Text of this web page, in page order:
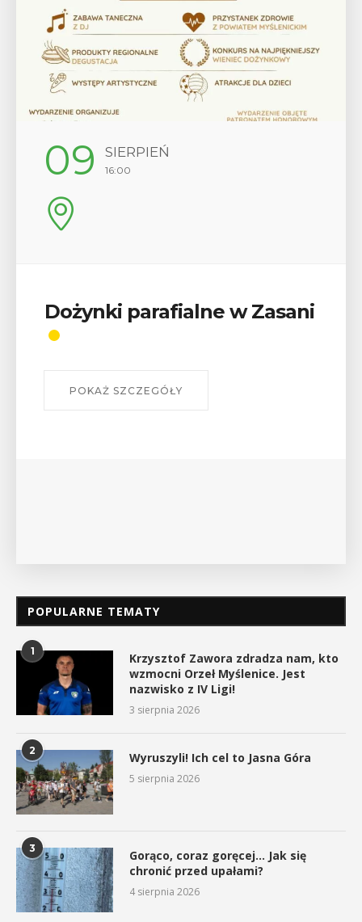
09 SIERPIEŃ
16:00
Dożynki parafialne w Zasani
POKAŻ SZCZEGÓŁY
POPULARNE TEMATY
1
Krzysztof Zawora zdradza nam, kto
wzmocni Orzeł Myślenice. Jest
nazwisko z IV Ligi!
3 sierpnia 2026
2 Wyruszyli! Ich cel to Jasna Góra
5 sierpnia 2026
3
Gorąco, coraz goręcej… Jak się
chronić przed upałami?
4 sierpnia 2026